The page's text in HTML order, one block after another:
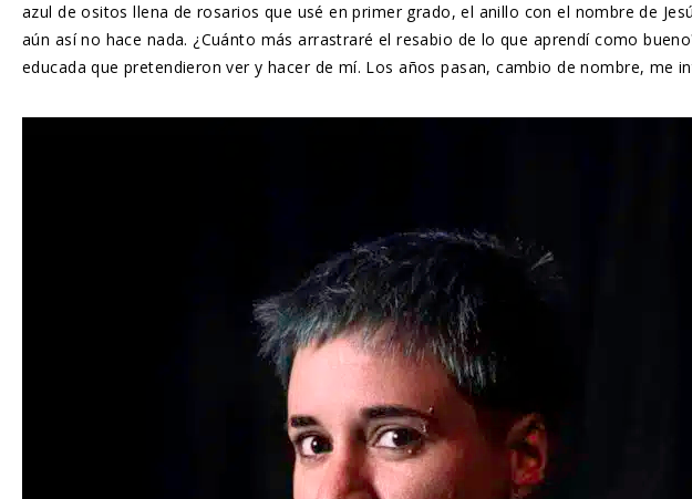
azul de ositos llena de rosarios que usé en primer grado, el anillo con el nombre de
aún así no hace nada. ¿Cuánto más arrastraré el resabio de lo que aprendí como
educada que pretendieron ver y hacer de mí. Los años pasan, cambio de nombre, me